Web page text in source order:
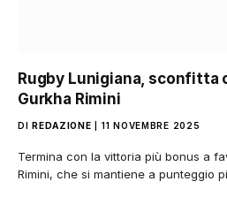
Rugby Lunigiana, sconfitta
Gurkha Rimini
DI REDAZIONE 11 NOVEMBRE 2025
Termina con la vittoria più bonus a
Rimini, che si mantiene a punteggio